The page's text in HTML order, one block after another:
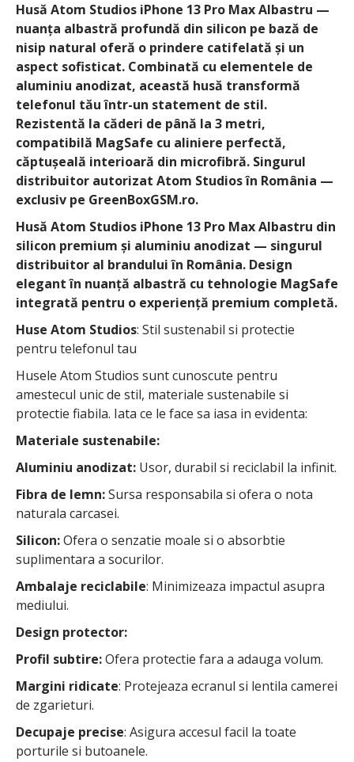
Husă Atom Studios iPhone 13 Pro Max Albastru —
nuanța albastră profundă din silicon pe bază de
nisip natural oferă o prindere catifelată și un
aspect sofisticat. Combinată cu elementele de
aluminiu anodizat, această husă transformă
telefonul tău într-un statement de stil.
Rezistentă la căderi de până la 3 metri,
compatibilă MagSafe cu aliniere perfectă,
căptușeală interioară din microfibră. Singurul
distribuitor autorizat Atom Studios în România —
exclusiv pe GreenBoxGSM.ro.
Husă Atom Studios iPhone 13 Pro Max Albastru din
silicon premium și aluminiu anodizat — singurul
distribuitor al brandului în România. Design
elegant în nuanță albastră cu tehnologie MagSafe
integrată pentru o experiență premium completă.
Huse Atom Studios: Stil sustenabil si protectie
pentru telefonul tau
Husele Atom Studios sunt cunoscute pentru
amestecul unic de stil, materiale sustenabile si
protectie fiabila. Iata ce le face sa iasa in evidenta:
Materiale sustenabile:
Aluminiu anodizat: Usor, durabil si reciclabil la infinit.
Fibra de lemn:Sursa responsabila si ofera o nota
naturala carcasei.
Silicon:Ofera o senzatie moale si o absorbtie
suplimentara a socurilor.
Ambalaje reciclabile: Minimizeaza impactul asupra
mediului.
Design protector:
Profil subtire:Ofera protectie fara a adauga volum.
Margini ridicate: Protejeaza ecranul si lentila camerei
de zgarieturi.
Decupaje precise: Asigura accesul facil la toate
porturile si butoanele.